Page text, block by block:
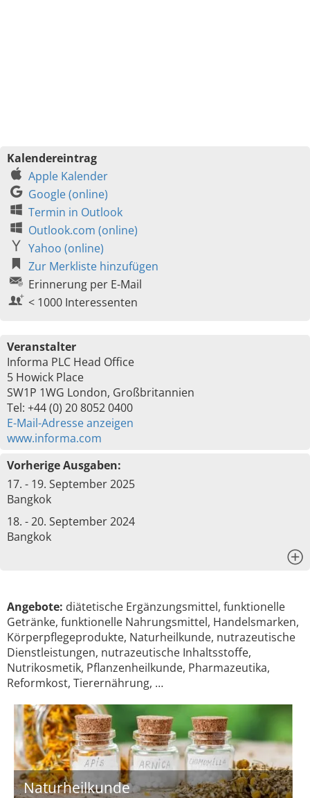
Kalendereintrag
Apple Kalender
Google (online)
Termin in Outlook
Outlook.com (online)
Yahoo (online)
Zur Merkliste hinzufügen
Erinnerung per E-Mail
< 1000 Interessenten
Veranstalter
Informa PLC Head Office
5 Howick Place
SW1P 1WG London, Großbritannien
Tel: +44 (0) 20 8052 0400
E-Mail-Adresse anzeigen
www.informa.com
Vorherige Ausgaben:
17. - 19. September 2025
Bangkok
18. - 20. September 2024
Bangkok
Angebote: diätetische Ergänzungsmittel, funktionelle
Getränke, funktionelle Nahrungsmittel, Handelsmarken,
Körperpflegeprodukte, Naturheilkunde, nutrazeutische
Dienstleistungen, nutrazeutische Inhaltsstoffe,
Nutrikosmetik, Pflanzenheilkunde, Pharmazeutika,
Reformkost, Tierernährung, …
Naturheilkunde